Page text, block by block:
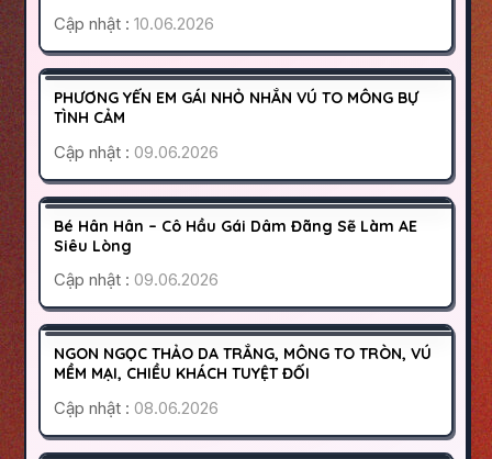
Cập nhật :10.06.2026
500K
HOẠT ĐỘNG
PHƯƠNG YẾN EM GÁI NHỎ NHẮN VÚ TO MÔNG BỰ
TÌNH CẢM
Cập nhật :09.06.2026
400K
HOẠT ĐỘNG
Bé Hân Hân – Cô Hầu Gái Dâm Đãng Sẽ Làm AE
Siêu Lòng
Cập nhật :09.06.2026
200K
HOẠT ĐỘNG
NGON NGỌC THẢO DA TRẮNG, MÔNG TO TRÒN, VÚ
MỀM MẠI, CHIỀU KHÁCH TUYỆT ĐỐI
Cập nhật :08.06.2026